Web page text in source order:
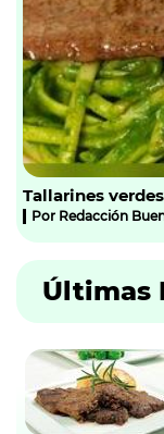
Tallarines
Por Redacción
Últimas